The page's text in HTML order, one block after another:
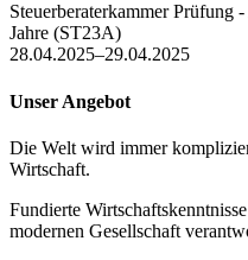
Steuerberaterkammer Prüfung
Jahre (ST23A)
28.04.2025–29.04.2025
Unser Angebot
Die Welt wird immer
Wirtschaft.
Fundierte
modernen Gesellschaft